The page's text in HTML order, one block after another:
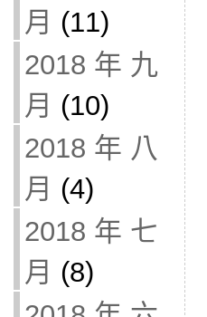
月 (11)
2018 年 九
月 (10)
2018 年 八
月 (4)
2018 年 七
月 (8)